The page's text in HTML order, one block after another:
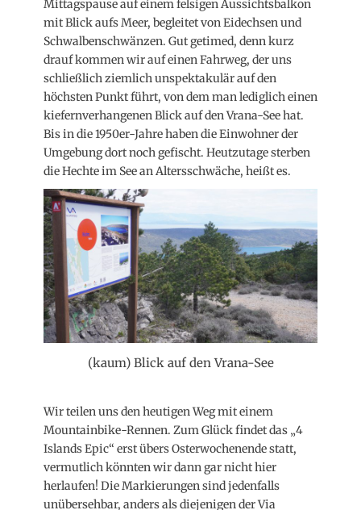
Mittagspause auf einem felsigen Aussichtsbalkon
mit Blick aufs Meer, begleitet von Eidechsen und
Schwalbenschwänzen. Gut getimed, denn kurz
drauf kommen wir auf einen Fahrweg, der uns
schließlich ziemlich unspektakulär auf den
höchsten Punkt führt, von dem man lediglich einen
kiefernverhangenen Blick auf den Vrana-See hat.
Bis in die 1950er-Jahre haben die Einwohner der
Umgebung dort noch gefischt. Heutzutage sterben
die Hechte im See an Altersschwäche, heißt es.
(kaum) Blick auf den Vrana-See
Wir teilen uns den heutigen Weg mit einem
Mountainbike-Rennen. Zum Glück findet das „4
Islands Epic“ erst übers Osterwochenende statt,
vermutlich könnten wir dann gar nicht hier
herlaufen! Die Markierungen sind jedenfalls
unübersehbar, anders als diejenigen der Via